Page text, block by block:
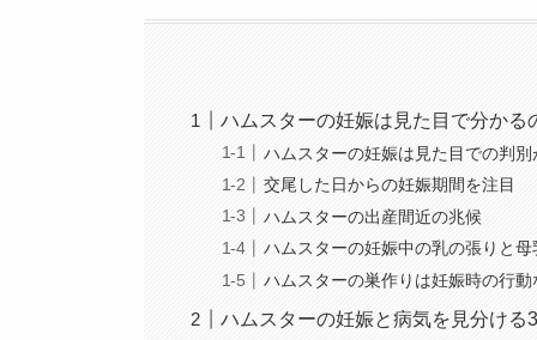
ハムスターの妊娠は見た目で分かる
ハムスターの妊娠は見た目での判
交尾した日からの妊娠期間を注目
ハムスターの出産間近の兆候
ハムスターの妊娠中の乳の張りと
ハムスターの巣作りは妊娠時の行動
ハムスターの妊娠と病気を見分ける